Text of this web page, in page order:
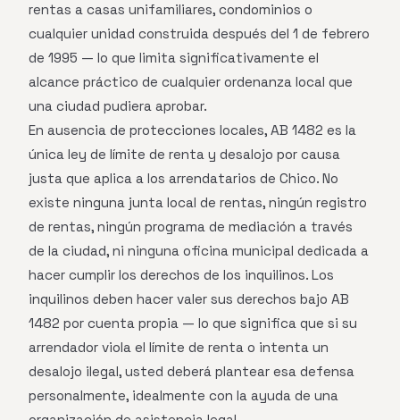
rentas a casas unifamiliares, condominios o
cualquier unidad construida después del 1 de febrero
de 1995 — lo que limita significativamente el
alcance práctico de cualquier ordenanza local que
una ciudad pudiera aprobar.
En ausencia de protecciones locales, AB 1482 es la
única ley de límite de renta y desalojo por causa
justa que aplica a los arrendatarios de Chico. No
existe ninguna junta local de rentas, ningún registro
de rentas, ningún programa de mediación a través
de la ciudad, ni ninguna oficina municipal dedicada a
hacer cumplir los derechos de los inquilinos. Los
inquilinos deben hacer valer sus derechos bajo AB
1482 por cuenta propia — lo que significa que si su
arrendador viola el límite de renta o intenta un
desalojo ilegal, usted deberá plantear esa defensa
personalmente, idealmente con la ayuda de una